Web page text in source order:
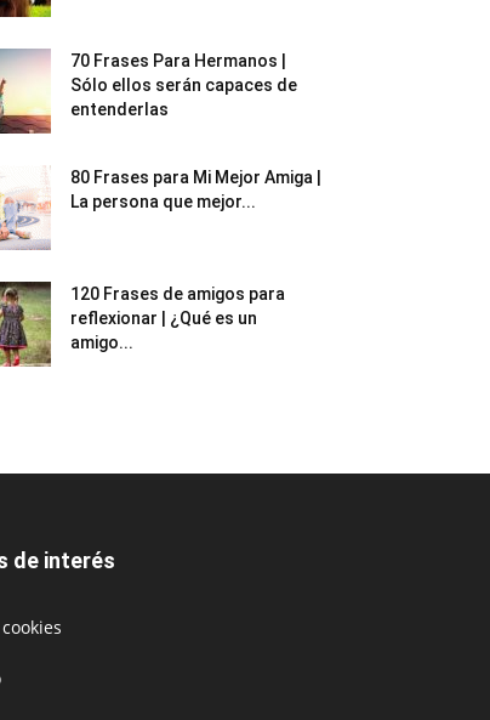
70 Frases Para Hermanos |
Sólo ellos serán capaces de
entenderlas
80 Frases para Mi Mejor Amiga |
La persona que mejor...
120 Frases de amigos para
reflexionar | ¿Qué es un
amigo...
de interés